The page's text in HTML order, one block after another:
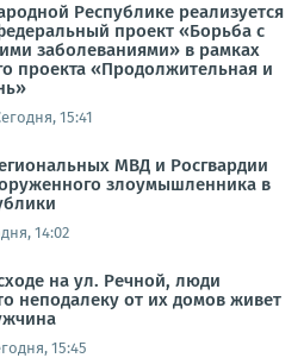
Республике реализуется
проект «Борьба с
заболеваниями» в рамках
проекта «Продолжительная и
15:41
МВД и Росгвардии
злоумышленника в
14:02
на ул. Речной, люди
неподалеку от их домов живет
15:45